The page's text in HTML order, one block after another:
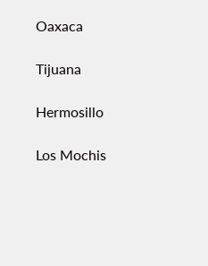
Oaxaca
Tijuana
Hermosillo
Los Mochis